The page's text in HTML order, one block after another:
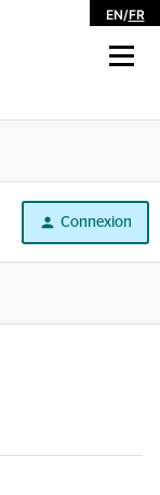
EN/FR
Connexion